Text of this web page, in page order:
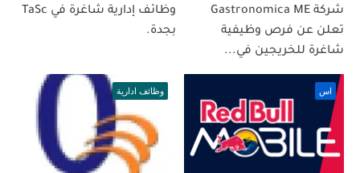
شركة Gastronomica ME
تعلن عن فرص وظيفية
شاغرة للخريجين في...
وظائف إدارية شاغرة في TaSc
بجدة.
اس وظائف ادارية